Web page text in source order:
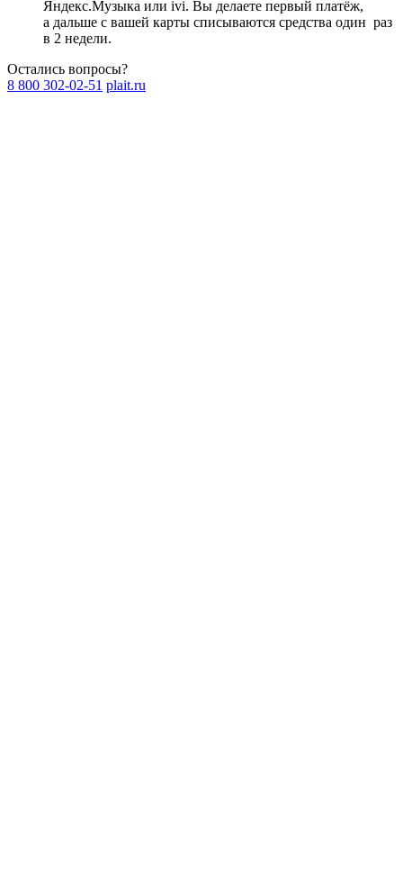
Яндекс.Музыка или ivi. Вы делаете первый платёж,
а дальше с вашей карты списываются средства один раз
в 2 недели.
Остались вопросы?
8 800 302-02-51 plait.ru